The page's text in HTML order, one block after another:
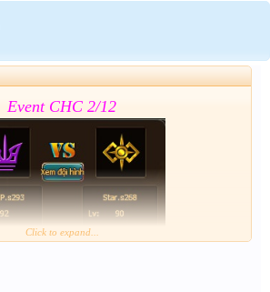
Event CHC 2/12
Click to expand...